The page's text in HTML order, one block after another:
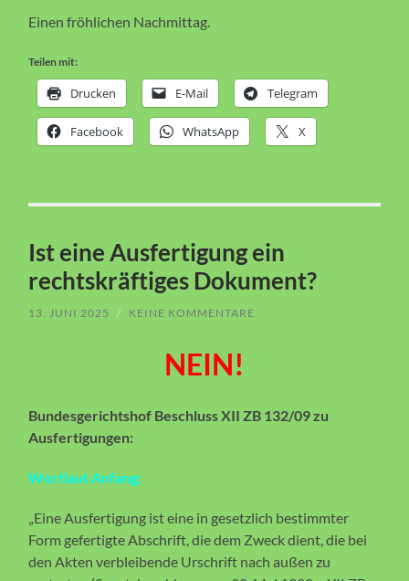
Einen fröhlichen Nachmittag.
Teilen mit:
Drucken E-Mail Telegram
Facebook WhatsApp X
Ist eine Ausfertigung ein
rechtskräftiges Dokument?
13. JUNI 2025 / KEINE KOMMENTARE
NEIN!
Bundesgerichtshof Beschluss XII ZB 132/09 zu
Ausfertigungen:
Wortlaut Anfang:
„Eine Ausfertigung ist eine in gesetzlich bestimmter
Form gefertigte Abschrift, die dem Zweck dient, die bei
den Akten verbleibende Urschrift nach außen zu